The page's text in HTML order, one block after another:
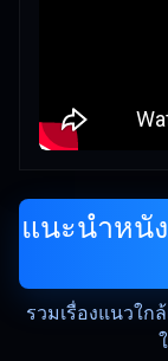
แนะนำหนั
รวมเรื่องแนวใก